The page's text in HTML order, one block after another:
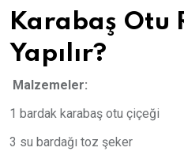
Karabaş Otu
Yapılır?
Malzemeler:
1 bardak karabaş otu çiçeği
3 su bardağı toz şeker